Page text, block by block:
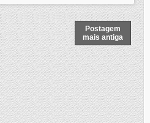
Postagem
mais antiga